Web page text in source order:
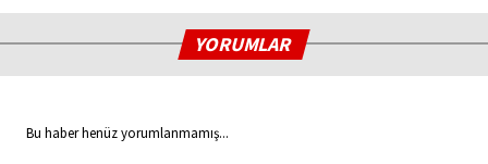
YORUMLAR
Bu haber henüz yorumlanmamış...